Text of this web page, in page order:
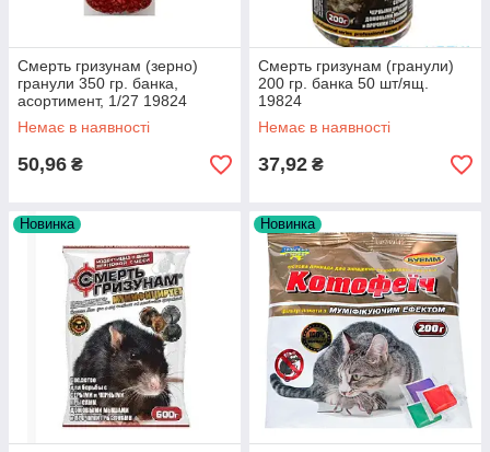
Смерть гризунам (зерно)
гранули 350 гр. банка,
асортимент, 1/27 19824
Немає в наявності
50,96 ₴
Смерть гризунам (гранули)
200 гр. банка 50 шт/ящ.
19824
Немає в наявності
37,92 ₴
Новинка Новинка